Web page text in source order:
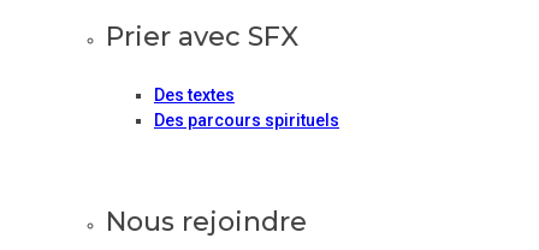
Prier avec SFX
Des textes
Des parcours spirituels
Nous rejoindre